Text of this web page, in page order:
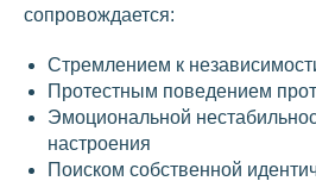
сопровождается:
Стремлением к
Протестным поведением
Эмоциональной
настроения
Поиском собственной